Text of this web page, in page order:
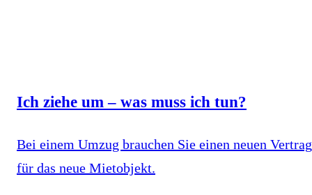
Ich ziehe um – was muss ich tun?
Bei einem Umzug brauchen Sie einen neuen Vertrag
für das neue Mietobjekt.